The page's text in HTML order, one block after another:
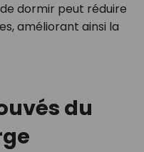
dormir peut réduire
améliorant ainsi la
du